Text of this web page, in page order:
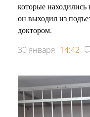
которые находились
он выходил из
доктором.
30 января 14:42